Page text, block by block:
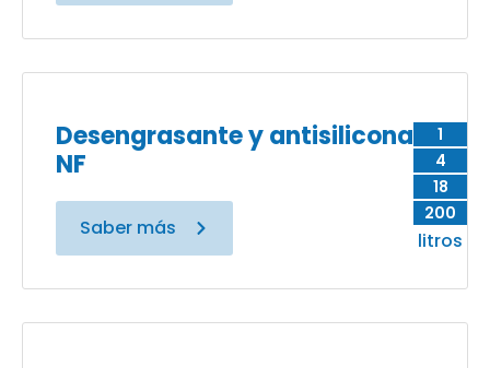
1
4
18
200
litros
Desengrasante y antisilicona
NF
Saber más